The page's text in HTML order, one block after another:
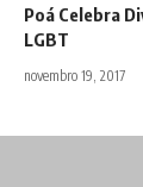
Poá Celebra
LGBT
novembro 19, 2017